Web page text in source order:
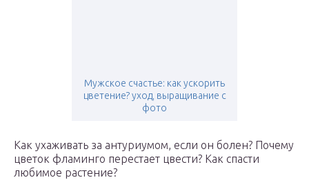
Мужское счастье: как ускорить
цветение? уход, выращивание с
фото
Как ухаживать за антуриумом, если он болен? Почему
цветок фламинго перестает цвести? Как спасти
любимое растение?